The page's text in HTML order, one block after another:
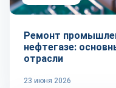
Ремонт
нефтегазе:
отрасли
23 июня 2026
Тренды